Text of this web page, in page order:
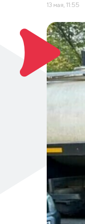
13 мая, 11:55